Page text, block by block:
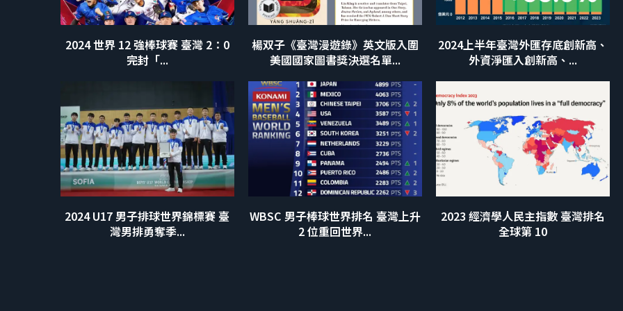
2024 世界 12 強棒球賽 臺灣 2：0
完封「...
楊双子《臺灣漫遊錄》英文版入圍
美國國家圖書獎決選名單...
2024上半年臺灣外匯存底創新高、
外資淨匯入創新高、...
2024 U17 男子排球世界錦標賽 臺
灣男排勇奪季...
WBSC 男子棒球世界排名 臺灣上升
2 位重回世界...
2023 經濟學人民主指數 臺灣排名
全球第 10